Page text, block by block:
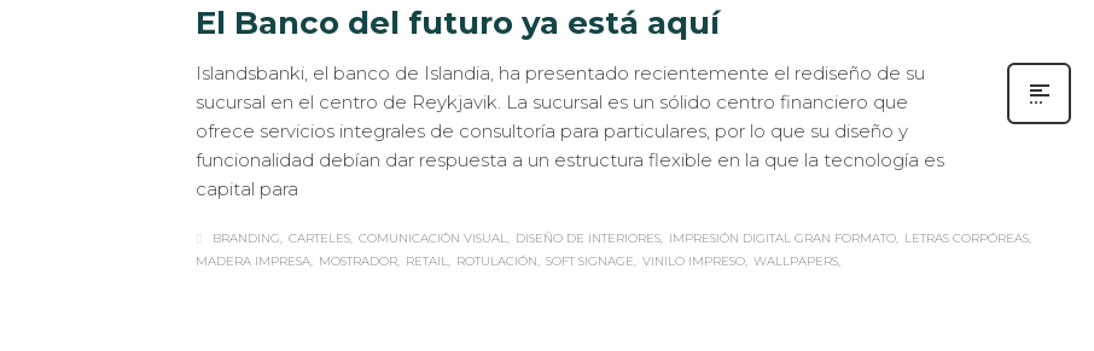
El Banco del futuro ya está aquí
Islandsbanki, el banco de Islandia, ha presentado recientemente el rediseño de su
sucursal en el centro de Reykjavik. La sucursal es un sólido centro financiero que
ofrece servicios integrales de consultoría para particulares, por lo que su diseño y
funcionalidad debían dar respuesta a un estructura flexible en la que la tecnología es
capital para
BRANDING CARTELES COMUNICACIÓN VISUAL DISEÑO DE INTERIORES IMPRESIÓN DIGITAL GRAN FORMATO
LETRAS CORPÓREAS
MADERA IMPRESA
MOSTRADOR RETAIL ROTULACIÓN SOFT SIGNAGE VINILO IMPRESO WALLPAPERS